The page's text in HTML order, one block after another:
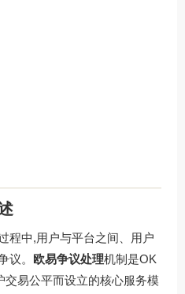
程中,用户与平台之间、用户
议。 欧易争议处理机制是OK
易公平而设立的核心服务模